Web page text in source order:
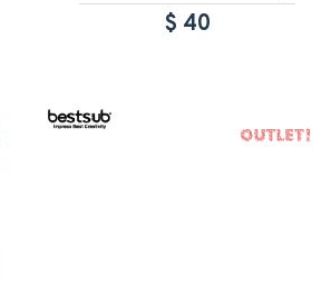
$ 40
TEXTTRANSPARENTEOUT